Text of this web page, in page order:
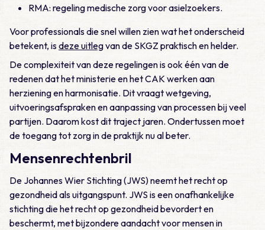
RMA: regeling medische zorg voor asielzoekers.
Voor professionals die snel willen zien wat het onderscheid
betekent, isdeze uitlegvan de SKGZ praktisch en helder.
De complexiteit van deze regelingen is ook één van de
redenen dat het ministerie en het CAK werken aan
herziening en harmonisatie. Dit vraagt wetgeving,
uitvoeringsafspraken en aanpassing van processen bij veel
partijen. Daarom kost dit traject jaren. Ondertussen moet
de toegang tot zorg in de praktijk nu al beter.
Mensenrechtenbril
De Johannes Wier Stichting (JWS) neemt het recht op
gezondheid als uitgangspunt. JWS is een onafhankelijke
stichting die het recht op gezondheid bevordert en
beschermt, met bijzondere aandacht voor mensen in